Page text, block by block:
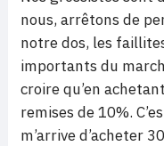
nous, arrêtons de
notre dos, les
importants du
croire qu’en
remises de 10%.
m’arrive d’acheter